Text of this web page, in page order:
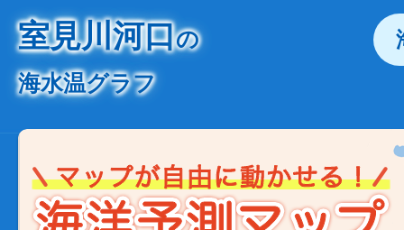
室見川河口の
海水温グラフ